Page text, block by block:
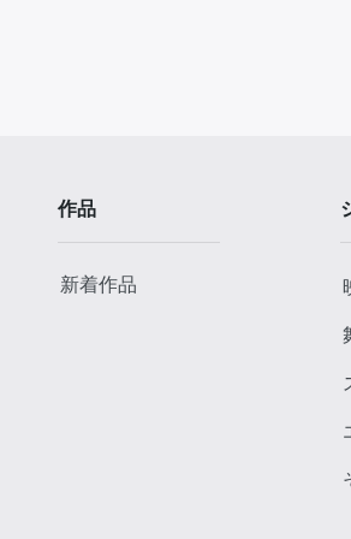
作品
新着作品